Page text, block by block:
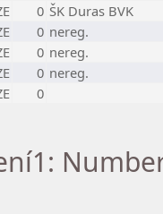
0 ŠK Duras BVK
0 nereg.
0 nereg.
0 nereg.
0